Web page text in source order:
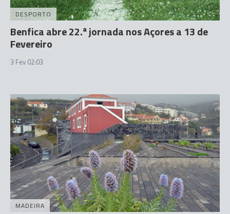
DESPORTO
Benfica abre 22.ª jornada nos Açores a 13 de
Fevereiro
3 Fev 02:03
MADEIRA